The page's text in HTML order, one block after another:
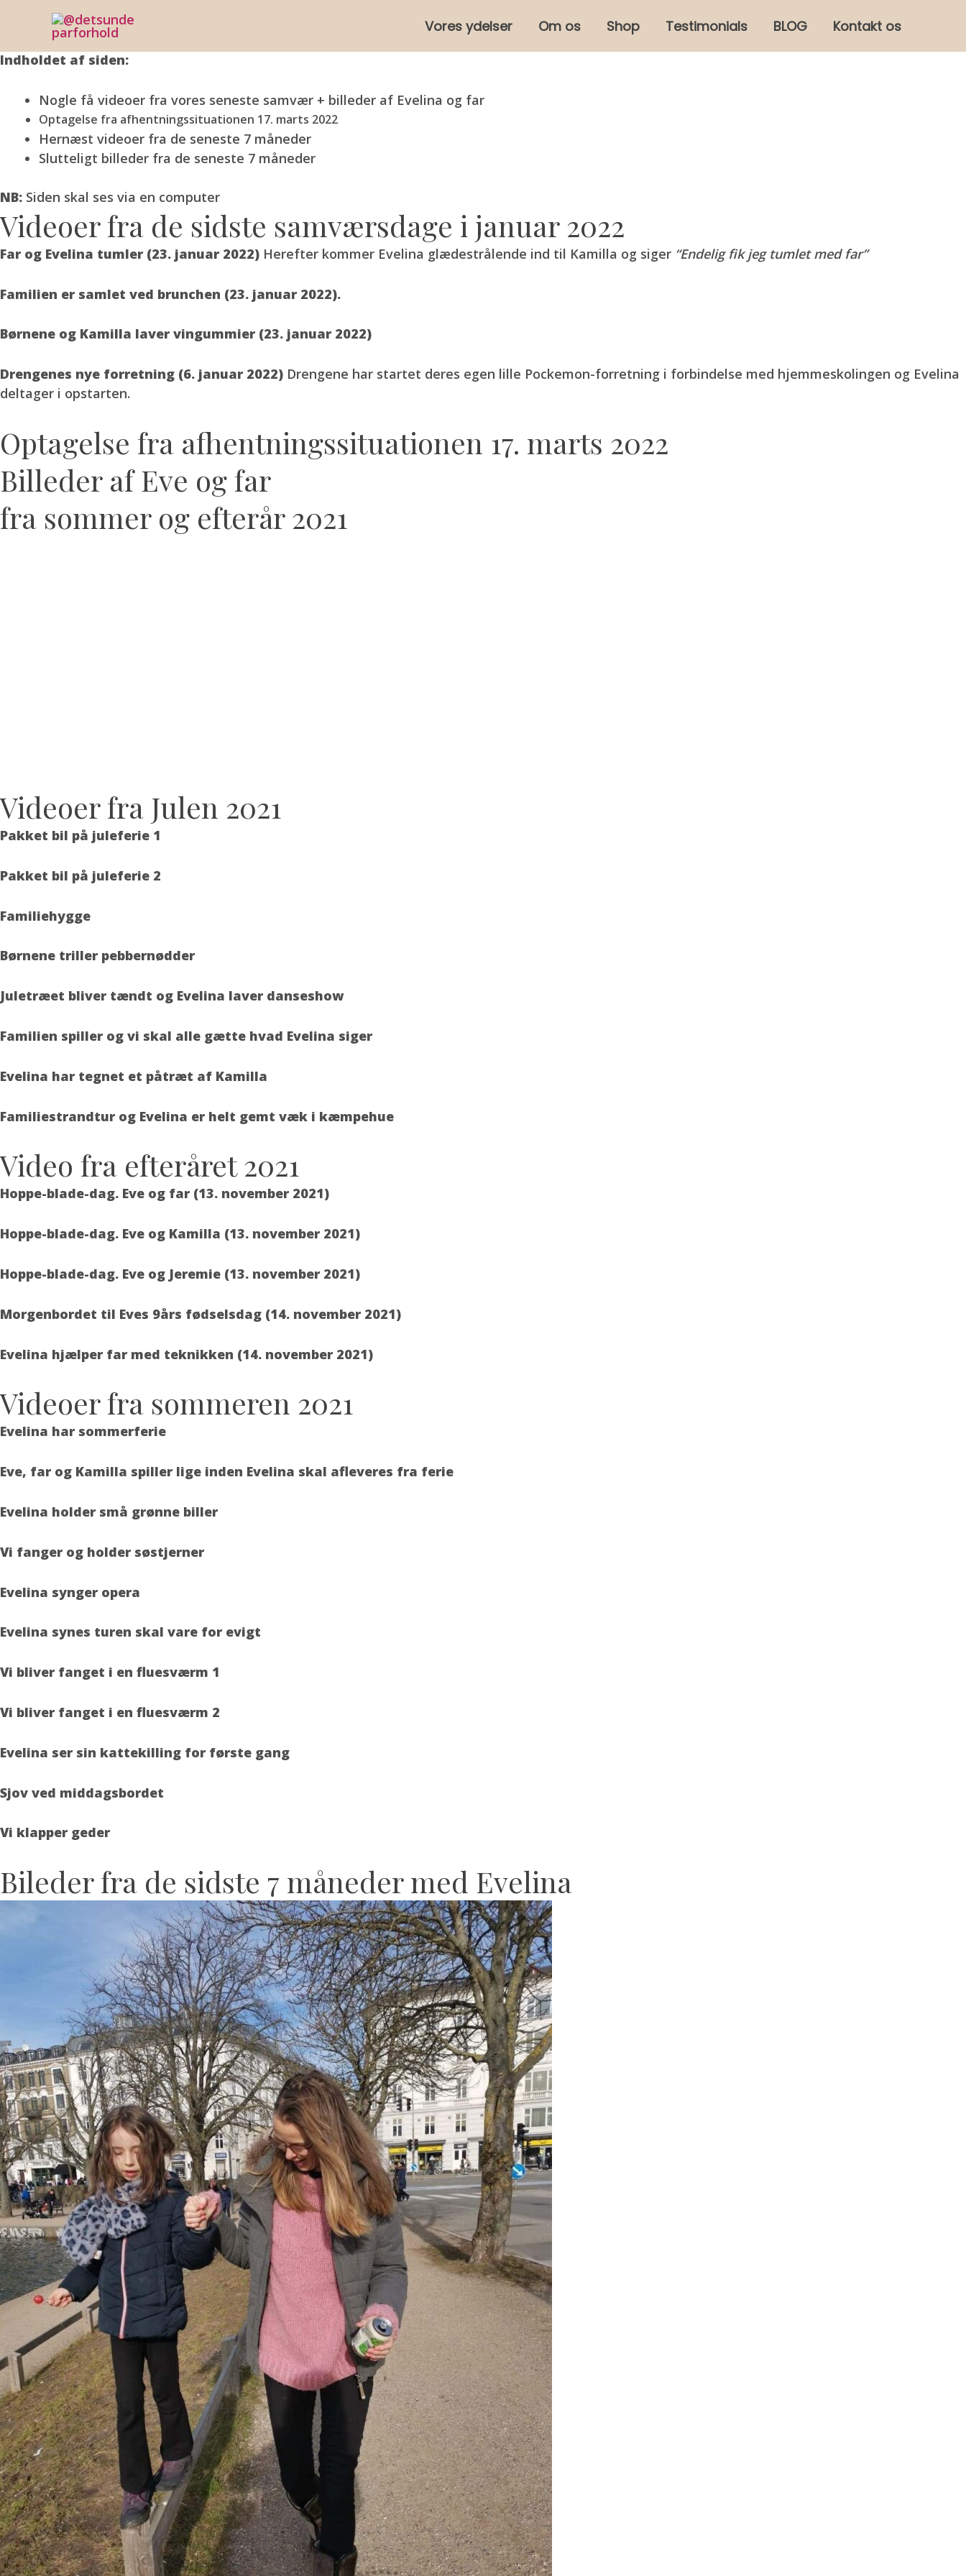
content
Vores ydelser Om os Shop Testimonials BLOG Kontakt os
Evelina, far & familien
Indholdet af siden:
Nogle få videoer fra vores seneste samvær + billeder af Evelina og far
Optagelse fra afhentningssituationen 17. marts 2022
Hernæst videoer fra de seneste 7 måneder
Slutteligt billeder fra de seneste 7 måneder
NB: Siden skal ses via en computer
Videoer fra de sidste samværsdage i januar 2022
Far og Evelina tumler (23. januar 2022) Herefter kommer Evelina glædestrålende ind til Kamilla og siger “Endelig fik jeg tumlet med far”
Familien er samlet ved brunchen (23. januar 2022).
Børnene og Kamilla laver vingummier (23. januar 2022)
Drengenes nye forretning (6. januar 2022) Drengene har startet deres egen lille Pockemon-forretning i forbindelse med hjemmeskolingen og Evelina
deltager i opstarten.
Optagelse fra afhentningssituationen 17. marts 2022
Billeder af Eve og far
fra sommer og efterår 2021
Videoer fra Julen 2021
Pakket bil på juleferie 1
Pakket bil på juleferie 2
Familiehygge
Børnene triller pebbernødder
Juletræet bliver tændt og Evelina laver danseshow
Familien spiller og vi skal alle gætte hvad Evelina siger
Evelina har tegnet et påtræt af Kamilla
Familiestrandtur og Evelina er helt gemt væk i kæmpehue
Video fra efteråret 2021
Hoppe-blade-dag. Eve og far (13. november 2021)
Hoppe-blade-dag. Eve og Kamilla (13. november 2021)
Hoppe-blade-dag. Eve og Jeremie (13. november 2021)
Morgenbordet til Eves 9års fødselsdag (14. november 2021)
Evelina hjælper far med teknikken (14. november 2021)
Videoer fra sommeren 2021
Evelina har sommerferie
Eve, far og Kamilla spiller lige inden Evelina skal afleveres fra ferie
Evelina holder små grønne biller
Vi fanger og holder søstjerner
Evelina synger opera
Evelina synes turen skal vare for evigt
Vi bliver fanget i en fluesværm 1
Vi bliver fanget i en fluesværm 2
Evelina ser sin kattekilling for første gang
Sjov ved middagsbordet
Vi klapper geder
Bileder fra de sidste 7 måneder med Evelina